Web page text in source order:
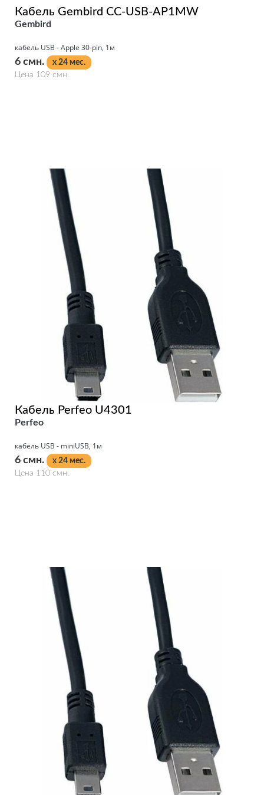
Кабель Gembird CC-USB-AP1MW
Gembird
кабель USB - Apple 30-pin, 1м
6 смн.
x 24 мес.
Цена 109 смн.
Кабель Perfeo U4301
Perfeo
кабель USB - miniUSB, 1м
6 смн.
x 24 мес.
Цена 110 смн.